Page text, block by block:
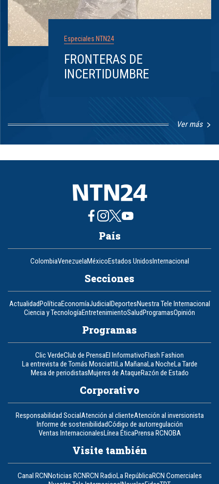
Especiales NTN24
FRONTERAS DE
INCERTIDUMBRE
Ver más
1
8
País
ColombiaVenezuelaMéxicoEstados UnidosInternacional
Secciones
ActualidadPolíticaEconomíaJudicialDeportesNuestra Tele Internacional
Ciencia y TecnologíaEntretenimientoSaludProgramasOpinión
Programas
Clic VerdeClub de PrensaEl InformativoFlash Fashion
La entrevista de Tomás MosciattiLa MañanaLa NocheLa Tarde
Mesa de periodistasMujeres de AtaqueRazón de Estado
Corporativo
Responsabilidad SocialAtención al clienteAtención al inversionista
Informe de sostenibilidadCódigo de autorregulación
Ventas InternacionalesLínea ÉticaPrensa RCNOBA
Visite también
Canal RCNNoticias RCNRCN RadioLa RepúblicaRCN Comerciales